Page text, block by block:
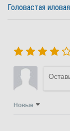
Головастая
Новые